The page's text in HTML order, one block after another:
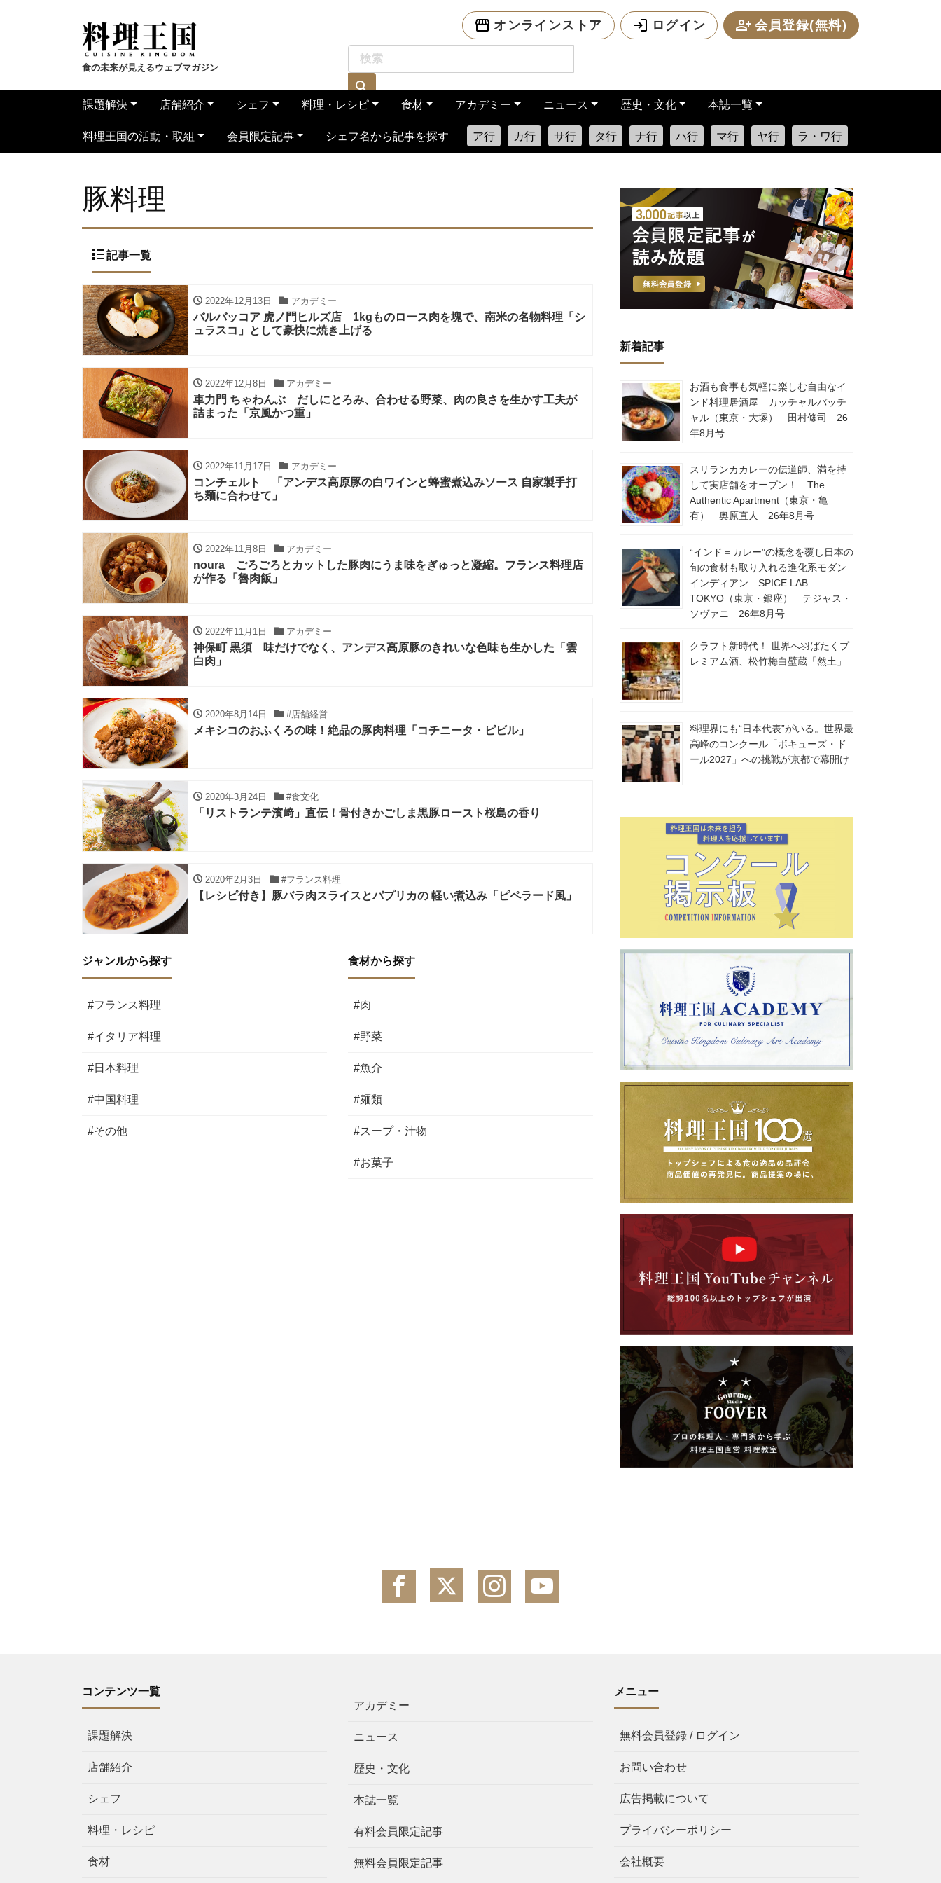
食の未来が見えるウェブマガジン
オンラインストア ログイン 会員登録(無料)
課題解決 店舗紹介 シェフ 料理・レシピ 食材 アカデミー ニュース 歴史・文化 本誌一覧
料理王国の活動・取組 会員限定記事 シェフ名から記事を探す ア行 カ行 サ行 タ行 ナ行 ハ行 マ行 ヤ行 ラ・ワ行
豚料理
記事一覧
2022年12月13日 アカデミー
バルバッコア 虎ノ門ヒルズ店 1kgものロース肉を塊で、南米の名物料理「シ
ュラスコ」として豪快に焼き上げる
2022年12月8日 アカデミー
車力門 ちゃわんぶ だしにとろみ、合わせる野菜、肉の良さを生かす工夫が
詰まった「京風かつ重」
2022年11月17日 アカデミー
コンチェルト 「アンデス高原豚の白ワインと蜂蜜煮込みソース 自家製手打
ち麺に合わせて」
2022年11月8日 アカデミー
noura ごろごろとカットした豚肉にうま味をぎゅっと凝縮。フランス料理店
が作る「魯肉飯」
2022年11月1日 アカデミー
神保町 黒須 味だけでなく、アンデス高原豚のきれいな色味も生かした「雲
白肉」
2020年8月14日 #店舗経営
メキシコのおふくろの味！絶品の豚肉料理「コチニータ・ピビル」
2020年3月24日 #食文化
「リストランテ濱﨑」直伝！骨付きかごしま黒豚ロースト桜島の香り
2020年2月3日 #フランス料理
【レシピ付き】豚バラ肉スライスとパプリカの 軽い煮込み「ピペラード風」
ジャンルから探す
#フランス料理
#イタリア料理
#日本料理
#中国料理
#その他
食材から探す
#肉
#野菜
#魚介
#麺類
#スープ・汁物
#お菓子
新着記事
お酒も食事も気軽に楽しむ自由なイ
ンド料理居酒屋 カッチャルバッチ
ャル（東京・大塚） 田村修司 26
年8月号
スリランカカレーの伝道師、満を持
して実店舗をオープン！ The
Authentic Apartment（東京・亀
有） 奥原直人 26年8月号
“インド＝カレー”の概念を覆し日本の
旬の食材も取り入れる進化系モダン
インディアン SPICE LAB
TOKYO（東京・銀座） テジャス・
ソヴァニ 26年8月号
クラフト新時代！ 世界へ羽ばたくプ
レミアム酒、松竹梅白壁蔵「然土」
料理界にも“日本代表”がいる。世界最
高峰のコンクール「ボキューズ・ド
ール2027」への挑戦が京都で幕開け
コンテンツ一覧
課題解決
店舗紹介
シェフ
料理・レシピ
食材
アカデミー
ニュース
歴史・文化
本誌一覧
有料会員限定記事
無料会員限定記事
メニュー
無料会員登録 / ログイン
お問い合わせ
広告掲載について
プライバシーポリシー
会社概要